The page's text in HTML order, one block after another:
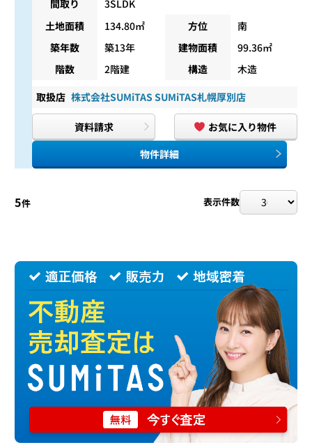
間取り
3SLDK
土地面積
134.80㎡ 方位
南
築年数
築13年 建物面積
99.36㎡
階数
2階建 構造 木造
取扱店 株式会社SUMiTAS SUMiTAS札幌厚別店
資料請求
お気に入り物件
物件詳細
5件 表示件数